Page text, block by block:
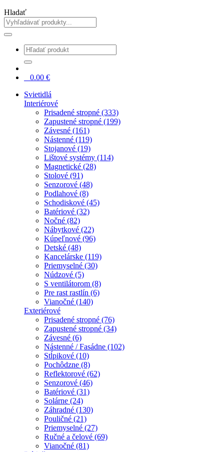
Hladať
0.00 €
Svietidlá
Interiérové
Prisadené stropné (333)
Zapustené stropné (199)
Závesné (161)
Nástenné (119)
Stojanové (19)
Lištové systémy (114)
Magnetické (28)
Stolové (91)
Senzorové (48)
Podlahové (8)
Schodiskové (45)
Batériové (32)
Nočné (82)
Nábytkové (22)
Kúpeľnové (96)
Detské (48)
Kancelárske (119)
Priemyselné (30)
Núdzové (5)
S ventilátorom (8)
Pre rast rastlín (6)
Vianočné (140)
Exteriérové
Prisadené stropné (76)
Zapustené stropné (34)
Závesné (6)
Nástenné / Fasádne (102)
Stĺpikové (10)
Pochôdzne (8)
Reflektorové (62)
Senzorové (46)
Batériové (31)
Solárne (24)
Záhradné (130)
Pouličné (21)
Priemyselné (27)
Ručné a čelové (69)
Vianočné (81)